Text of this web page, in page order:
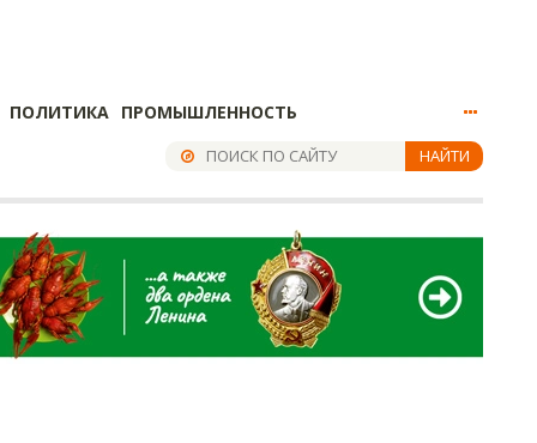
ПОЛИТИКА ПРОМЫШЛЕННОСТЬ
НАЙТИ